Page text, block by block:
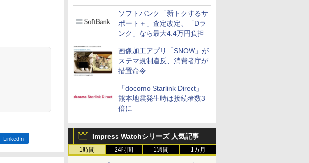
400万契約突破
ソフトバンク「新トクするサ
ポート＋」査定改定、「Dラ
ンク」なら最大4.4万円負担
画像加工アプリ「SNOW」が
ステマ規制違反、消費者庁が
措置命令
「docomo Starlink Direct」
熊本地震発生時は接続者数3
倍に
Impress Watchシリーズ 人気記事
1時間 24時間 1週間 1カ月
LinkedIn